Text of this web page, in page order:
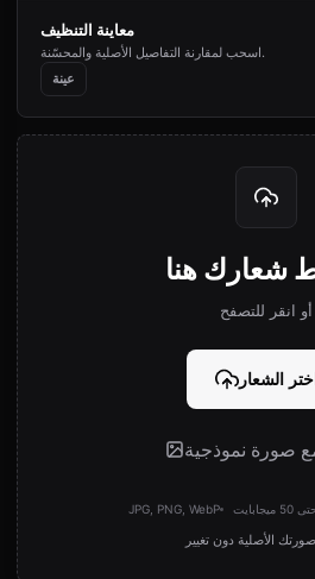
معاينة التنظيف
اسحب لمقارنة التفاصيل الأصلية والمحسّنة.
عينة
شعارك هنا
أو انقر للتصفح
اختر الشعار
صورة نموذجية
JPG, PNG, WebP 50 ميجابايت